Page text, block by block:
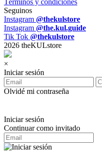
Términos y condiciones
Seguinos
Instagram @thekulstore
Instagram @the.kul.guide
Tik Tok @thekulstore
2026 theKULstore
×
Iniciar sesión
Olvidé mi contraseña
Iniciar sesión
Continuar como invitado